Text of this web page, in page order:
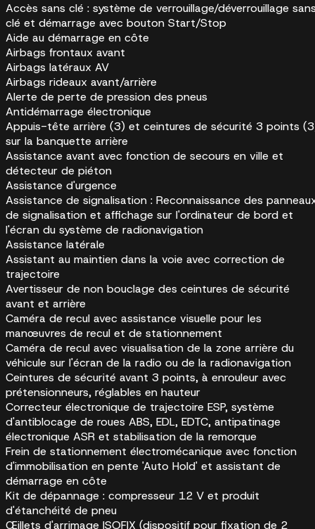
Accès sans clé : système de verrouillage/déverrouillage
clé et démarrage avec bouton Start/Stop
Aide au démarrage en côte
Airbags frontaux avant
Airbags latéraux AV
Airbags rideaux avant/arrière
Alerte de perte de pression des pneus
Antidémarrage électronique
Appuis-tête arrière (3) et ceintures de sécurité 3 points
sur la banquette arrière
Assistance avant avec fonction de secours en ville et
détecteur de piéton
Assistance d'urgence
Assistance de signalisation : Reconnaissance des
de signalisation et affichage sur l'ordinateur de bord et
l'écran du système de radionavigation
Assistance latérale
Assistant au maintien dans la voie avec correction de
trajectoire
Avertisseur de non bouclage des ceintures de sécurité
avant et arrière
Caméra de recul avec assistance visuelle pour les
manœuvres de recul et de stationnement
Caméra de recul avec visualisation de la zone arrière du
véhicule sur l'écran de la radio ou de la radionavigation
Ceintures de sécurité avant 3 points, à enrouleur avec
prétensionneurs, réglables en hauteur
Correcteur électronique de trajectoire ESP, système
d'antiblocage de roues ABS, EDL, EDTC, antipatinage
électronique ASR et stabilisation de la remorque
Frein de stationnement électromécanique avec fonction
d'immobilisation en pente 'Auto Hold' et assistant de
démarrage en côte
Kit de dépannage : compresseur 12 V et produit
d'étanchéité de pneu
Œillets d'arrimage ISOFIX (dispositif pour fixation de 2